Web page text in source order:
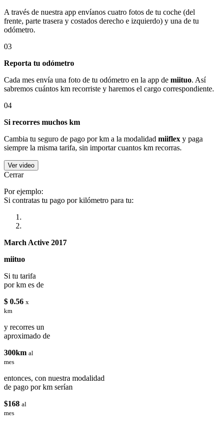
A través de nuestra app envíanos cuatro fotos de tu coche (del
frente, parte trasera y costados derecho e izquierdo) y una de tu
odómetro.
03
Reporta tu odómetro
Cada mes envía una foto de tu odómetro en la app de miituo. Así
sabremos cuántos km recorriste y haremos el cargo correspondiente.
04
Si recorres muchos km
Cambia tu seguro de pago por km a la modalidad miiflex y paga
siempre la misma tarifa, sin importar cuantos km recorras.
Ver video
Cerrar
Por ejemplo:
Si contratas tu pago por kilómetro para tu:
March Active 2017
miituo
Si tu tarifa
por km es de
$ 0.56 x
km
y recorres un
aproximado de
300km al
mes
entonces, con nuestra modalidad
de pago por km serían
$168 al
mes